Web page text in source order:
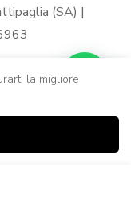
(SA) |
la migliore
Carrello Ricerca